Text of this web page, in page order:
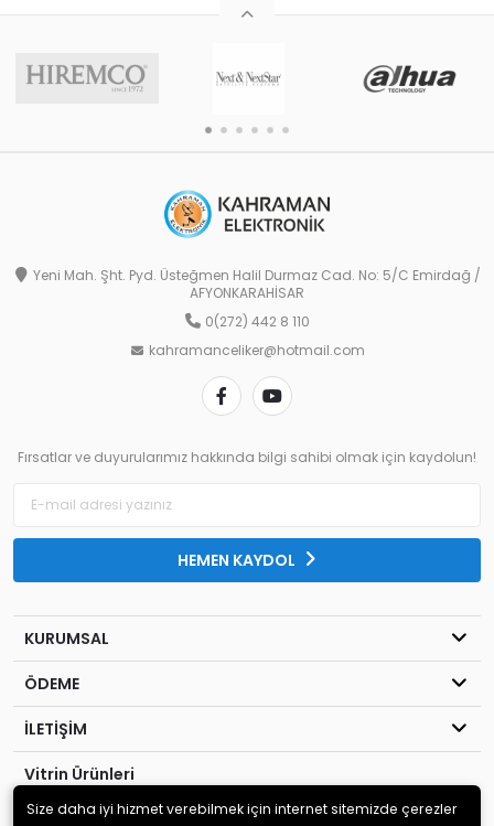
Yeni Mah. Şht. Pyd. Üsteğmen Halil Durmaz Cad. No: 5/C Emirdağ /
AFYONKARAHİSAR
0(272) 442 8 110
kahramanceliker@hotmail.com
Fırsatlar ve duyurularımız hakkında bilgi sahibi olmak için kaydolun!
HEMEN KAYDOL
KURUMSAL
ÖDEME
İLETİŞİM
Vitrin Ürünleri
Size daha iyi hizmet verebilmek için internet sitemizde çerezler